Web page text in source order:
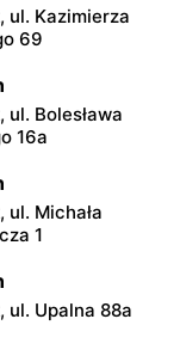
ul. Kazimierza
69
ul. Bolesława
16a
ul. Michała
1
ul. Upalna 88a